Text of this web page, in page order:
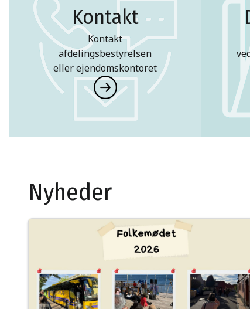
Kontakt
Kontakt
afdelingsbestyrelsen
eller ejendomskontoret
Nyheder